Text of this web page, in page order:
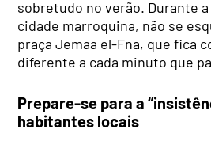
sobretudo no verão. Durante
cidade marroquina, não se
praça Jemaa el-Fna, que fica
diferente a cada minuto que
Prepare-se para a
habitantes locais